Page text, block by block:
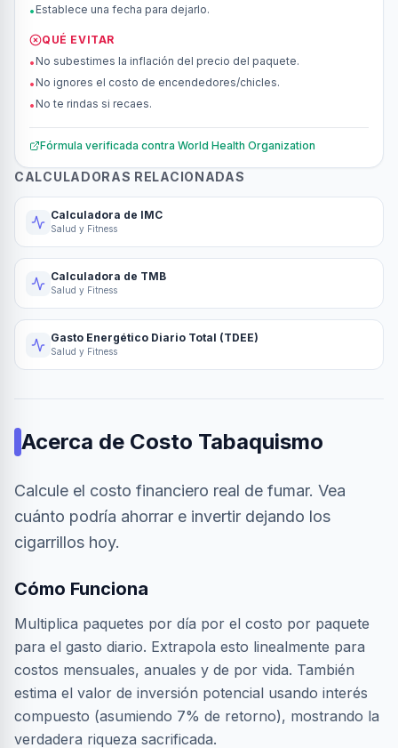
• Establece una fecha para dejarlo.
QUÉ EVITAR
• No subestimes la inflación del precio del paquete.
• No ignores el costo de encendedores/chicles.
• No te rindas si recaes.
Fórmula verificada contra World Health Organization
CALCULADORAS RELACIONADAS
Calculadora de IMC
Salud y Fitness
Calculadora de TMB
Salud y Fitness
Gasto Energético Diario Total (TDEE)
Salud y Fitness
Acerca de Costo Tabaquismo
Calcule el costo financiero real de fumar. Vea
cuánto podría ahorrar e invertir dejando los
cigarrillos hoy.
Cómo Funciona
Multiplica paquetes por día por el costo por paquete
para el gasto diario. Extrapola esto linealmente para
costos mensuales, anuales y de por vida. También
estima el valor de inversión potencial usando interés
compuesto (asumiendo 7% de retorno), mostrando la
verdadera riqueza sacrificada.